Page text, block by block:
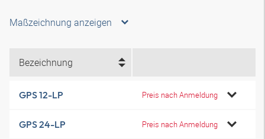
Maßzeichnung anzeigen
Bezeichnung
GPS 12-LP Preis nach Anmeldung
GPS 24-LP Preis nach Anmeldung